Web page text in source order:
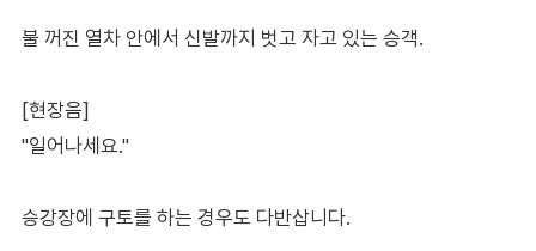
불 꺼진 열차 안에서 신발까지 벗고 자고 있는 승객.
[현장음]
"일어나세요."
승강장에 구토를 하는 경우도 다반삽니다.